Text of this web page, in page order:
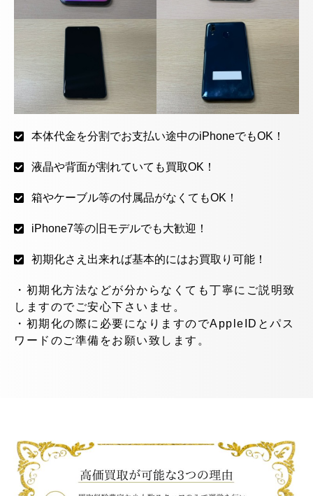
本体代金を分割でお支払い途中のiPhoneでもOK！
液晶や背面が割れていても買取OK！
箱やケーブル等の付属品がなくてもOK！
iPhone7等の旧モデルでも大歓迎！
初期化さえ出来れば基本的にはお買取り可能！
・初期化方法などが分からなくても丁寧にご説明致
しますのでご安心下さいませ。
・初期化の際に必要になりますのでAppleID とパス
ワードのご準備をお願い致します。